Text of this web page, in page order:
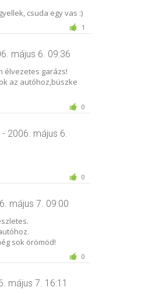
csuda egy vas :)
1
május 6. 09:36
élvezetes garázs!
az autóhoz,büszke
0
- 2006. május 6.
0
május 7. 09:00
sok örömöd!
0
május 7. 16:11